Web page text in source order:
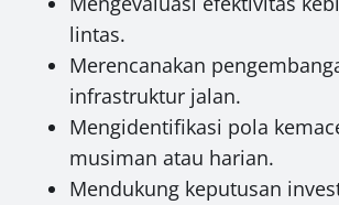
lintas.
Merencanakan
infrastruktur jalan.
Mengidentifikasi pola
musiman atau harian.
Mendukung keputusan